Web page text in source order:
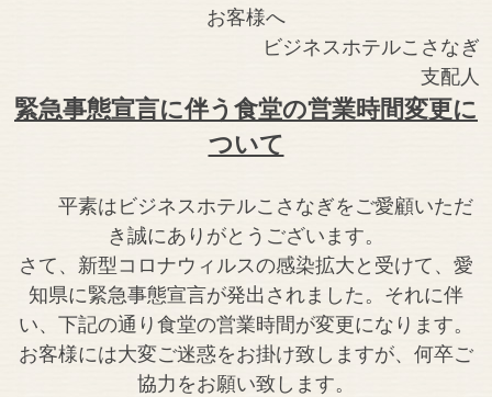
お客様へ
ビジネスホテルこさなぎ
支配人
緊急事態宣言に伴う食堂の営業時間変更に
ついて
平素はビジネスホテルこさなぎをご愛顧いただ
き誠にありがとうございます。
さて、新型コロナウィルスの感染拡大と受けて、愛
知県に緊急事態宣言が発出されました。それに伴
い、下記の通り食堂の営業時間が変更になります。
お客様には大変ご迷惑をお掛け致しますが、何卒ご
協力をお願い致します。